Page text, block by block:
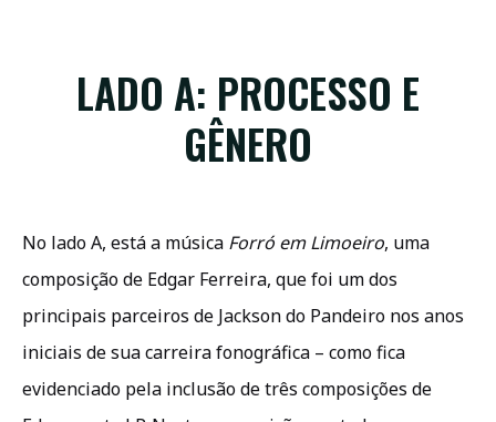
LADO A: PROCESSO E
GÊNERO
No lado A, está a música Forró em Limoeiro, uma
composição de Edgar Ferreira, que foi um dos
principais parceiros de Jackson do Pandeiro nos anos
iniciais de sua carreira fonográfica – como fica
evidenciado pela inclusão de três composições de